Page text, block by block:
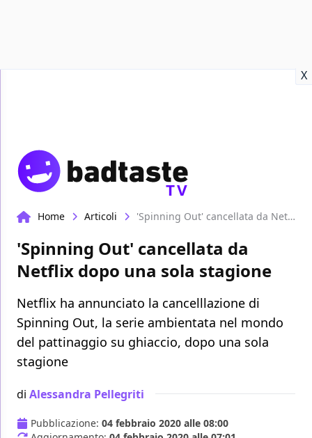
X
TV
Home Articoli 'Spinning Out' cancellata da Netflix dopo una sola stagione
'Spinning Out' cancellata da
Netflix dopo una sola stagione
Netflix ha annunciato la cancelllazione di
Spinning Out, la serie ambientata nel mondo
del pattinaggio su ghiaccio, dopo una sola
stagione
di Alessandra Pellegriti
Pubblicazione: 04 febbraio 2020 alle 08:00